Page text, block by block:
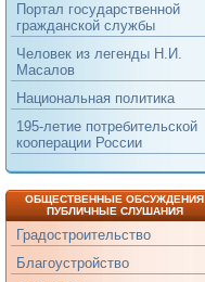
Портал государственной
гражданской службы
Человек из легенды Н.И.
Масалов
Национальная политика
195-летие потребительской
кооперации России
ОБЩЕСТВЕННЫЕ ОБСУЖДЕНИЯ
ПУБЛИЧНЫЕ СЛУШАНИЯ
Градостроительство
Благоустройство